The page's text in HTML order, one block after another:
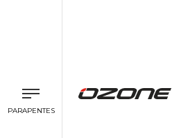
PARAPENTES